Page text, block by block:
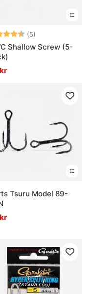
(5)
Shallow Screw (5-
Tsuru Model 89-